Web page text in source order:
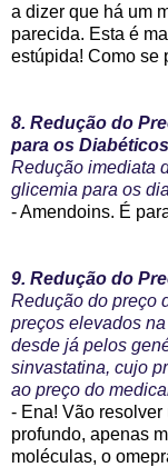
a dizer que há um
parecida. Esta é
estúpida! Como se
8. Redução do
para os Diabéticos
Redução imediata
glicemia para os
- Amendoins. É
9. Redução do
Redução do preço
preços elevados
desde já pelos
sinvastatina, cujo
ao preço do
- Ena! Vão
profundo, apenas
moléculas, o